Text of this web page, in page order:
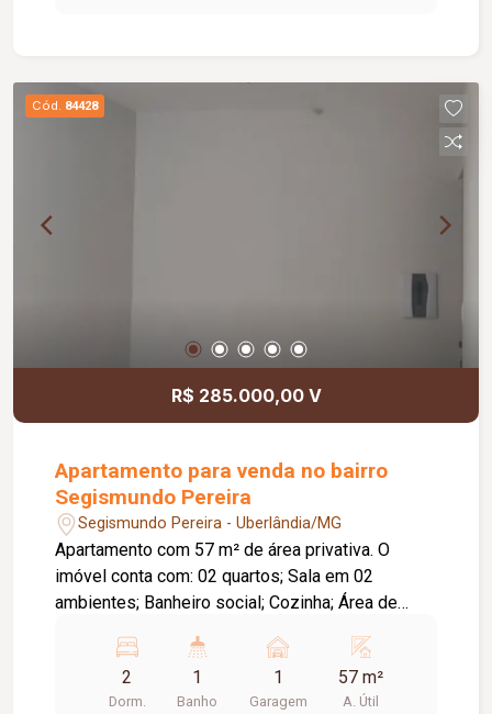
conforto e praticidade.
Cód. 84428
R$ 285.000,00 V
Apartamento para venda no bairro
Segismundo Pereira
Segismundo Pereira - Uberlândia/MG
Apartamento com 57 m² de área privativa. O
imóvel conta com: 02 quartos; Sala em 02
ambientes; Banheiro social; Cozinha; Área de
2
Dorm.
1
Banho
1
Garagem
57 m²
A. Útil